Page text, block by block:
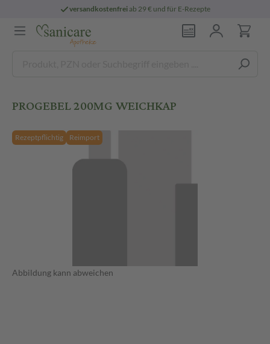
versandkostenfreiab 29 € und für E-Rezepte
PROGEBEL 200MG WEICHKAP
Rezeptpflichtig Reimport
Abbildung kann abweichen